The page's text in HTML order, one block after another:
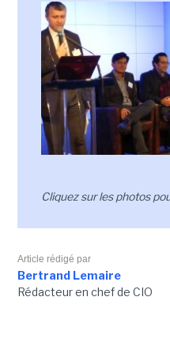
Cliquez sur les photos
Article rédigé par
Bertrand Lemaire
Rédacteur en chef de CIO